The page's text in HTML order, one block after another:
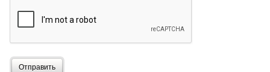
Отправить